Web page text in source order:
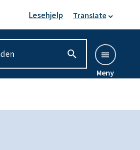
Lesehjelp Translate
Meny